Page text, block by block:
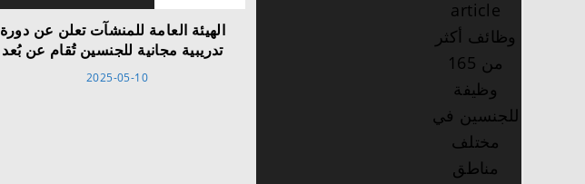
الهيئة العامة للمنشآت تعلن عن دورة
تدريبية مجانية للجنسين تُقام عن بُعد
2025-05-10